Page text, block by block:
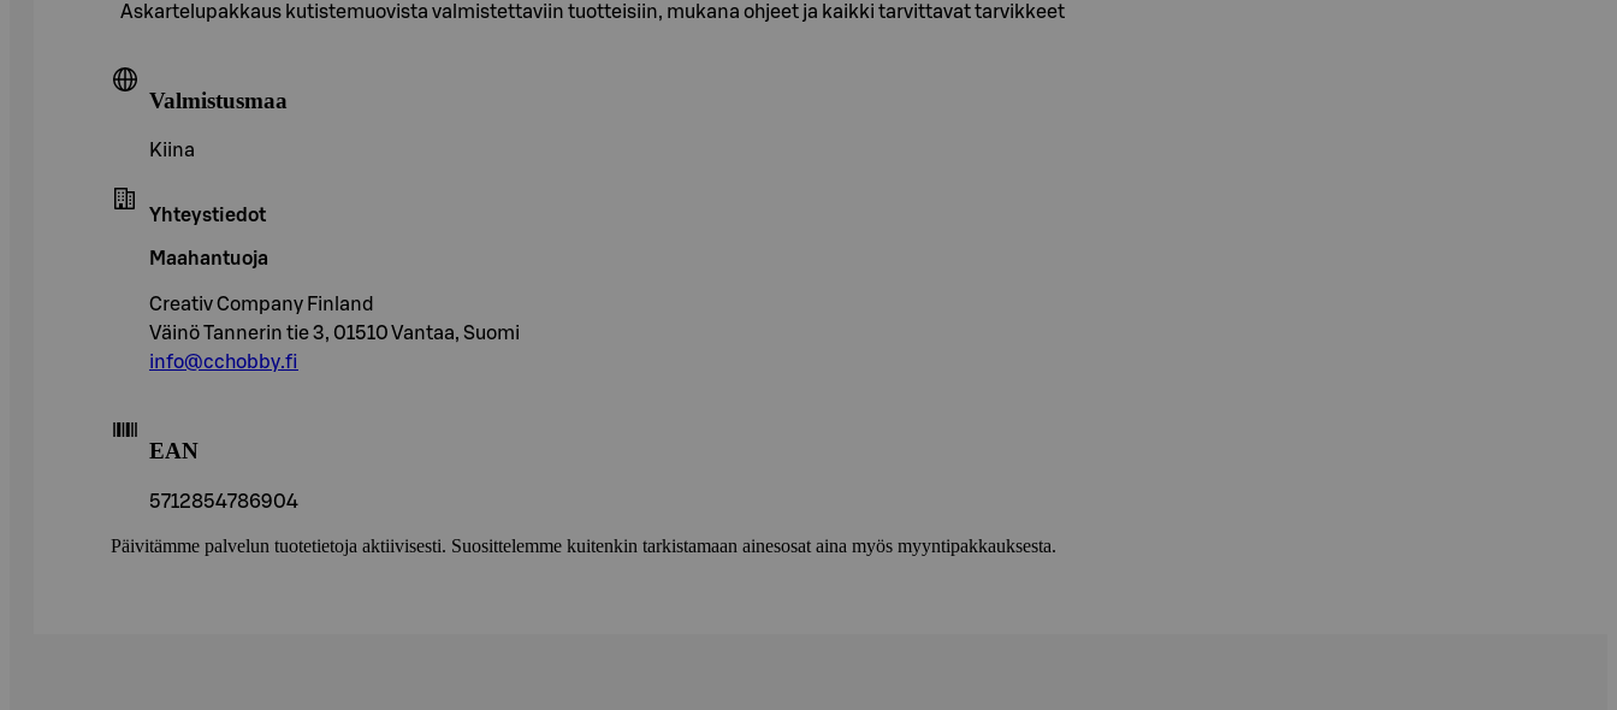
Askartelupakkaus kutistemuovista valmistettaviin tuotteisiin, mukana ohjeet ja kaikki tarvittavat tarvikkeet
Valmistusmaa
Kiina
Yhteystiedot
Maahantuoja
Creativ Company Finland
Väinö Tannerin tie 3, 01510 Vantaa, Suomi
info@cchobby.fi
EAN
5712854786904
Päivitämme palvelun tuotetietoja aktiivisesti. Suosittelemme kuitenkin tarkistamaan ainesosat aina myös myyntipakkauksesta.